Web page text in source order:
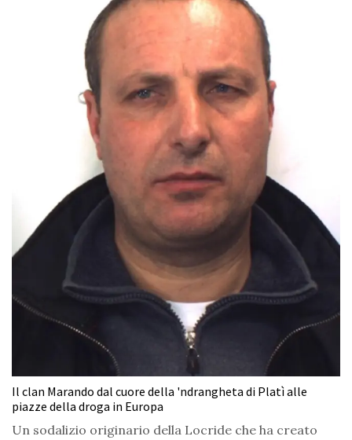
Il clan Marando dal cuore della 'ndrangheta di Platì alle
piazze della droga in Europa
Un sodalizio originario della Locride che ha creato